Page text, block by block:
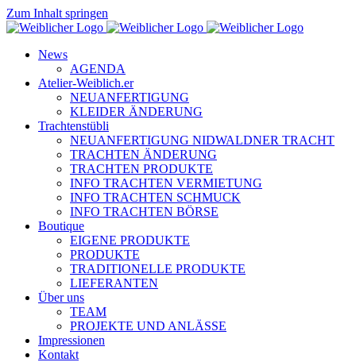
Zum Inhalt springen
News
AGENDA
Atelier-Weiblich.er
NEUANFERTIGUNG
KLEIDER ÄNDERUNG
Trachtenstübli
NEUANFERTIGUNG NIDWALDNER TRACHT
TRACHTEN ÄNDERUNG
TRACHTEN PRODUKTE
INFO TRACHTEN VERMIETUNG
INFO TRACHTEN SCHMUCK
INFO TRACHTEN BÖRSE
Boutique
EIGENE PRODUKTE
PRODUKTE
TRADITIONELLE PRODUKTE
LIEFERANTEN
Über uns
TEAM
PROJEKTE UND ANLÄSSE
Impressionen
Kontakt